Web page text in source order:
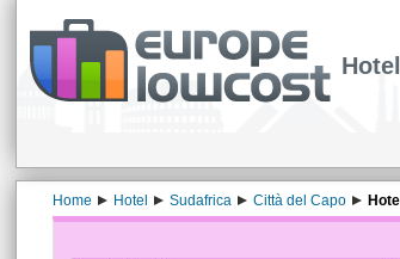
Home Hotel Sudafrica Città del Capo